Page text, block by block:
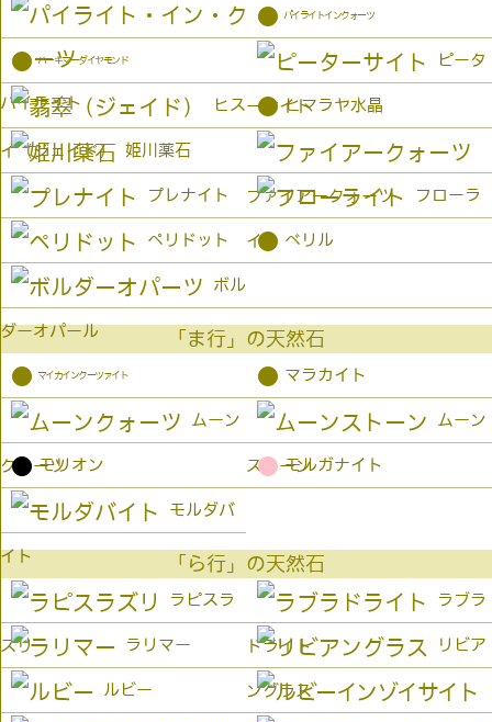
パイライト
● パイライトインクォーツ
● ハーキマーダイヤモンド ピータ
ーサイト
ヒス
イ（ジェイド）
● ヒマラヤ水晶
姫川薬石
ファイアークォーツ
プレナイト フローラ
イト
ペリドット ● ベリル
ボル
ダーオパール 「ま行」の天然石
● マイカインクーツァイト ● マラカイト
ムーン
クォーツ
ムーン
ストーン
● モリオン ● モルガナイト
モルダバ
イト 「ら行」の天然石
ラピスラ
ズリ
ラブラ
ドライト
ラリマー リビア
ングラス
ルビー